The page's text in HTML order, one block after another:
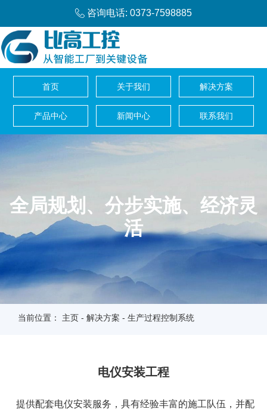
咨询电话: 0373-7598885
首页 关于我们 解决方案
产品中心 新闻中心 联系我们
全局规划、分步实施、经济灵
活
当前位置： 主页 - 解决方案 - 生产过程控制系统
电仪安装工程
提供配套电仪安装服务，具有经验丰富的施工队伍，并配